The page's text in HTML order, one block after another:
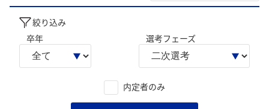
絞り込み
卒年
選考フェーズ
内定者のみ